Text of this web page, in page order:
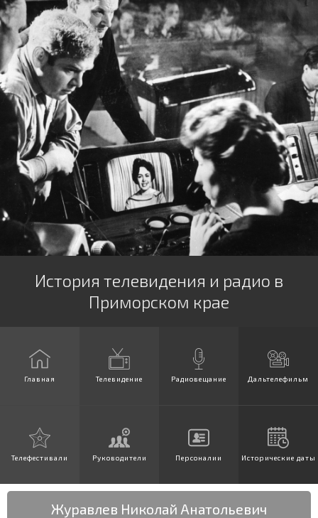
История телевидения и радио в
Приморском крае
Главная Телевидение Радиовещание Дальтелефильм
Телефестивали Руководители Персоналии Исторические даты
Журавлев Николай Анатольевич